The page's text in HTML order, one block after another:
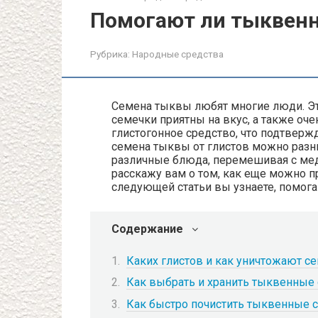
Помогают ли
Рубрика: Народные средства
Семена тыквы любят многие люди.
семечки приятны на вкус, а также
глистогонное средство, что
семена тыквы от глистов можно
различные блюда, перемешивая с
расскажу вам о том, как еще можно
следующей статьи вы узнаете,
Содержание
Каких глистов и как уничтожают
Как выбрать и хранить тыквенные
Как быстро почистить тыквенные